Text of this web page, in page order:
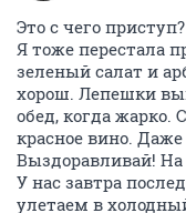
Это с чего
Я тоже перестала
зеленый салат и
хорош. Лепешки
обед, когда жарко.
красное вино. Даже
Выздоравливай! На
У нас завтра
улетаем в